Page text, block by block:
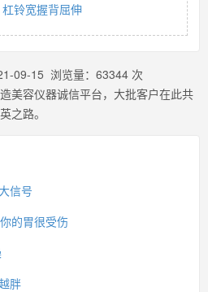
铃宽握背屈伸
09-15 浏览量： 63344 次
美容仪器诚信平台，大批客户在此共
之路。
信号
的胃很受伤
胖